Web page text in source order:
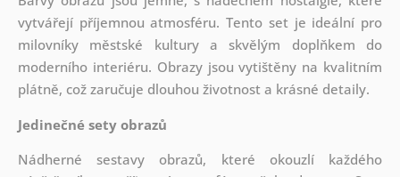
vytvářejí příjemnou atmosféru. Tento set je ideální pro
milovníky městské kultury a skvělým doplňkem do
moderního interiéru. Obrazy jsou vytištěny na kvalitním
plátně, což zaručuje dlouhou životnost a krásné detaily.
Jedinečné sety obrazů
Nádherné sestavy obrazů, které okouzlí každého